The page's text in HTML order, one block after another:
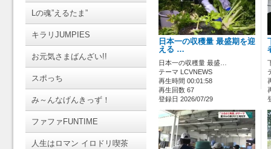
Lの魂”えるたま”
キラリJUMPIES
お元気さまばんざい!!
スポっち
み～んなげんきっず！
ファファFUNTIME
人生はロマン イロドリ喫茶
日本一の収穫量 最盛期を迎
える …
日本一の収穫量 最盛…
テーマ LCVNEWS
再生時間 00:01:58
再生回数 67
登録日 2026/07/29